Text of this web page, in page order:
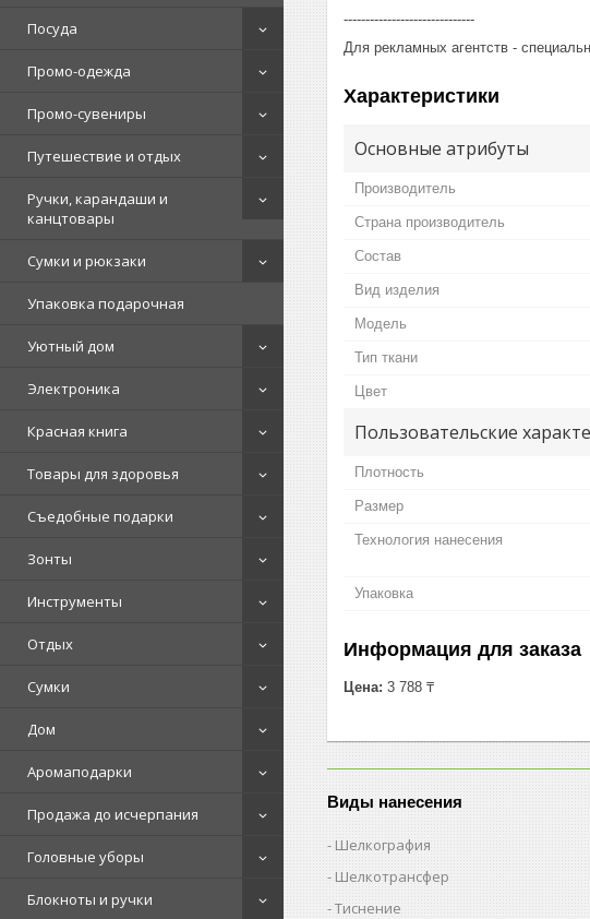
Посуда
Промо-одежда
Промо-сувениры
Путешествие и отдых
Ручки, карандаши и
канцтовары
Сумки и рюкзаки
Упаковка подарочная
Уютный дом
Электроника
Красная книга
Товары для здоровья
Съедобные подарки
Зонты
Инструменты
Отдых
Сумки
Дом
Аромаподарки
Продажа до исчерпания
Головные уборы
Блокноты и ручки
------------------------------
Для рекламных агентств -
Характеристики
Основные атрибуты
Производитель
Страна производитель
Состав
Вид изделия
Мoдель
Тип ткани
Цвет
Пользовательские
Плотность
Размер
Технология нанесения
Упаковка
Информация для заказа
Цена: 3 788 ₸
Виды нанесения
Шелкография
Шелкотрансфер
Тиснение